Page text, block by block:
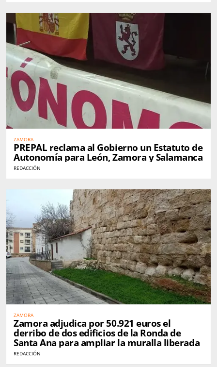
ZAMORA
PREPAL reclama al Gobierno un Estatuto de
Autonomía para León, Zamora y Salamanca
REDACCIÓN
ZAMORA
Zamora adjudica por 50.921 euros el
derribo de dos edificios de la Ronda de
Santa Ana para ampliar la muralla liberada
REDACCIÓN